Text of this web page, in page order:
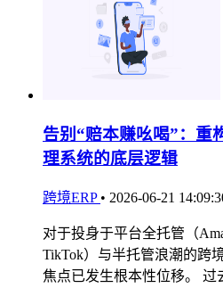
告别“赔本赚吆喝”：重
理系统的底层逻辑
跨境ERP • 2026-06-21
对于投身于平台全托管（
TikTok）与半托管浪潮的跨
焦点已发生根本性位移。 过